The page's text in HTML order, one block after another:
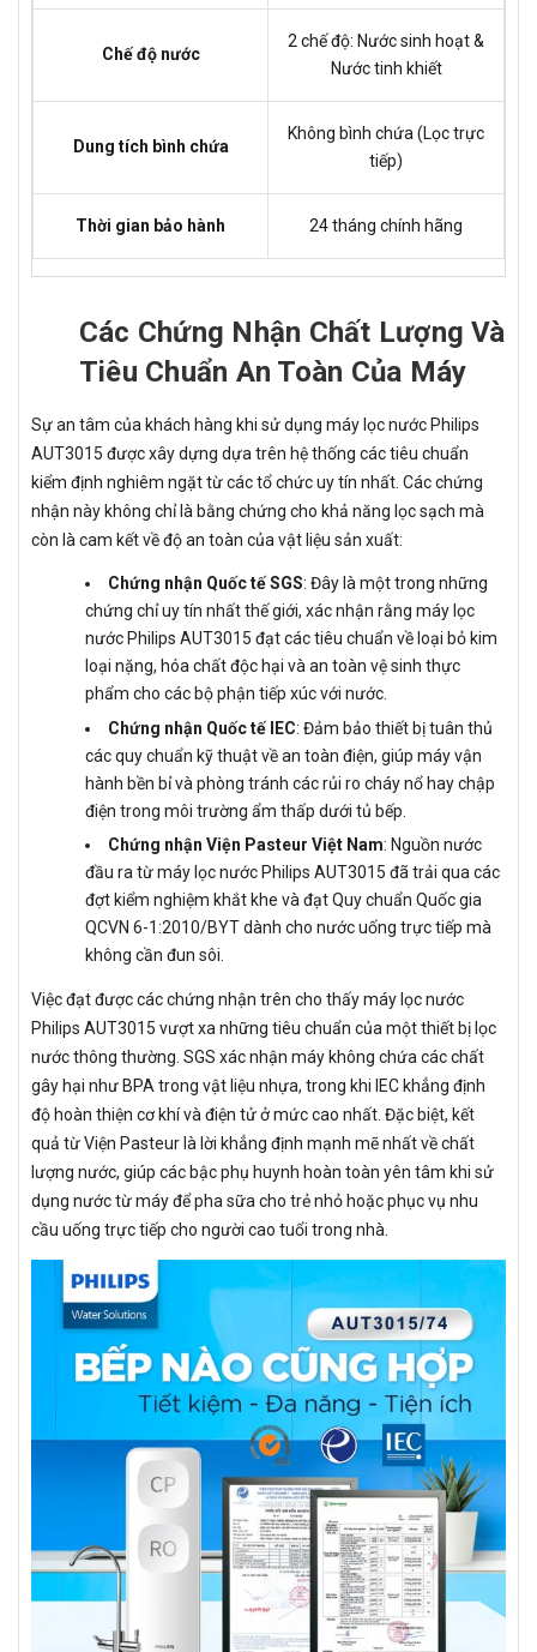
Chế độ nước
2 chế độ: Nước sinh hoạt &
Nước tinh khiết
Dung tích bình chứa
Không bình chứa (Lọc trực
tiếp)
Thời gian bảo hành 24 tháng chính hãng
Các Chứng Nhận Chất Lượng Và
Tiêu Chuẩn An Toàn Của Máy
Sự an tâm của khách hàng khi sử dụng máy lọc nước Philips
AUT3015 được xây dựng dựa trên hệ thống các tiêu chuẩn
kiểm định nghiêm ngặt từ các tổ chức uy tín nhất. Các chứng
nhận này không chỉ là bằng chứng cho khả năng lọc sạch mà
còn là cam kết về độ an toàn của vật liệu sản xuất:
Chứng nhận Quốc tế SGS: Đây là một trong những
chứng chỉ uy tín nhất thế giới, xác nhận rằng máy lọc
nước Philips AUT3015 đạt các tiêu chuẩn về loại bỏ kim
loại nặng, hóa chất độc hại và an toàn vệ sinh thực
phẩm cho các bộ phận tiếp xúc với nước.
Chứng nhận Quốc tế IEC: Đảm bảo thiết bị tuân thủ
các quy chuẩn kỹ thuật về an toàn điện, giúp máy vận
hành bền bỉ và phòng tránh các rủi ro cháy nổ hay chập
điện trong môi trường ẩm thấp dưới tủ bếp.
Chứng nhận Viện Pasteur Việt Nam: Nguồn nước
đầu ra từ máy lọc nước Philips AUT3015 đã trải qua các
đợt kiểm nghiệm khắt khe và đạt Quy chuẩn Quốc gia
QCVN 6-1:2010/BYT dành cho nước uống trực tiếp mà
không cần đun sôi.
Việc đạt được các chứng nhận trên cho thấy máy lọc nước
Philips AUT3015 vượt xa những tiêu chuẩn của một thiết bị lọc
nước thông thường. SGS xác nhận máy không chứa các chất
gây hại như BPA trong vật liệu nhựa, trong khi IEC khẳng định
độ hoàn thiện cơ khí và điện tử ở mức cao nhất. Đặc biệt, kết
quả từ Viện Pasteur là lời khẳng định mạnh mẽ nhất về chất
lượng nước, giúp các bậc phụ huynh hoàn toàn yên tâm khi sử
dụng nước từ máy để pha sữa cho trẻ nhỏ hoặc phục vụ nhu
cầu uống trực tiếp cho người cao tuổi trong nhà.